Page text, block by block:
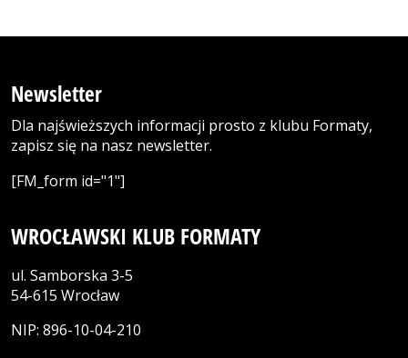
Newsletter
Dla najświeższych informacji prosto z klubu Formaty,
zapisz się na nasz newsletter.
[FM_form id="1"]
WROCŁAWSKI KLUB FORMATY
ul. Samborska 3-5
54-615 Wrocław
NIP: 896-10-04-210